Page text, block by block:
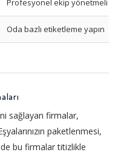
Profesyonel ekip yönetmeli
Oda bazlı etiketleme yapın
sağlayan firmalar,
paketlenmesi,
bu firmalar titizlikle